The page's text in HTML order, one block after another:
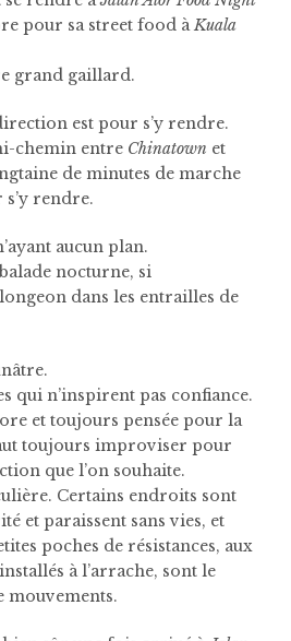
pour sa street food àKuala
grand gaillard.
est pour s’y rendre.
chemin entre Chinatown et
de minutes de marche
rendre.
aucun plan.
nocturne, si
dans les entrailles de
qui n’inspirent pas confiance.
et toujours pensée pour la
toujours improviser pour
que l’on souhaite.
Certains endroits sont
et paraissent sans vies, et
poches de résistances, aux
installés à l’arrache, sont le
mouvements.